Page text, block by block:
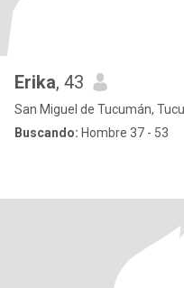
Erika, 43
San Miguel de Tucumán,
Buscando: Hombre 37 - 53